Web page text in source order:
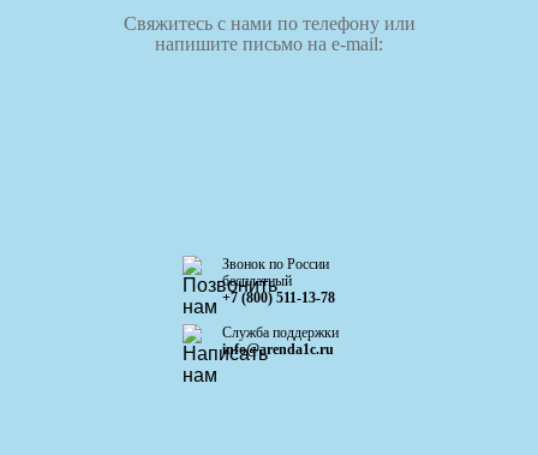
Свяжитесь с нами по телефону или
напишите письмо на e-mail:
Звонок по России
бесплатный
+7 (800) 511-13-78
Служба поддержки
info@arenda1c.ru